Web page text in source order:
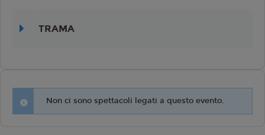
TRAMA
Non ci sono spettacoli legati a questo evento.